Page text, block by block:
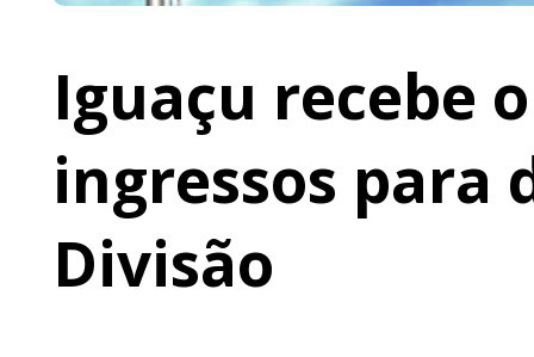
Iguaçu recebe
ingressos para
Divisão